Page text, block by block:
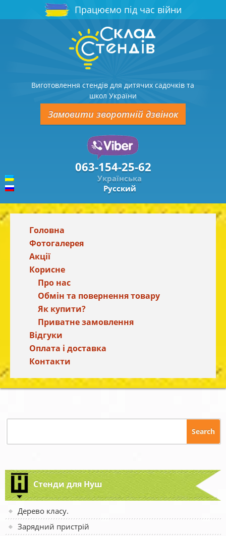
Працюємо під час війни
Виготовлення стендів для дитячих садочків та
школ України
Замовити зворотній дзвінок
063-154-25-62
Українська
Русский
Головна
Фотогалерея
Акції
Корисне
Про нас
Обмін та повернення товару
Як купити?
Приватне замовлення
Відгуки
Оплата і доставка
Контакти
Стенди для Нуш
Дерево класу.
Зарядний пристрій